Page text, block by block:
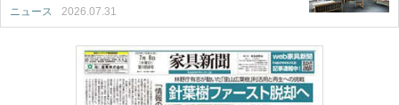
ニュース 2026.07.31